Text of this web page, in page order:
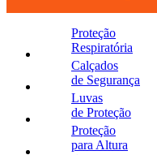
Proteção
Respiratória
Calçados
de Segurança
Luvas
de Proteção
Proteção
para Altura